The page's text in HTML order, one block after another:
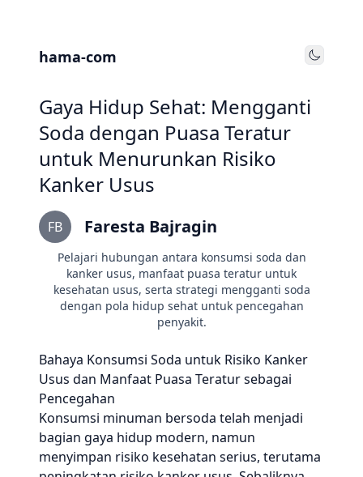
hama-com Toggle
Gaya Hidup Sehat: Mengganti
Soda dengan Puasa Teratur
untuk Menurunkan Risiko
Kanker Usus
FB Faresta Bajragin
Pelajari hubungan antara konsumsi soda dan
kanker usus, manfaat puasa teratur untuk
kesehatan usus, serta strategi mengganti soda
dengan pola hidup sehat untuk pencegahan
penyakit.
Bahaya Konsumsi Soda untuk Risiko Kanker
Usus dan Manfaat Puasa Teratur sebagai
Pencegahan
Konsumsi minuman bersoda telah menjadi
bagian gaya hidup modern, namun
menyimpan risiko kesehatan serius, terutama